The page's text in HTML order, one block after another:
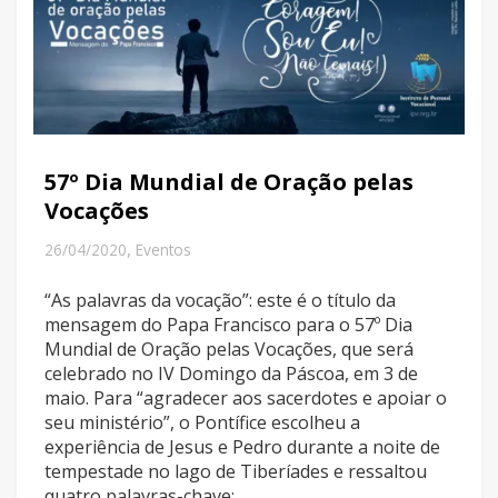
57º Dia Mundial de Oração pelas
Vocações
26/04/2020, Eventos
“As palavras da vocação”: este é o título da
mensagem do Papa Francisco para o 57º Dia
Mundial de Oração pelas Vocações, que será
celebrado no IV Domingo da Páscoa, em 3 de
maio. Para “agradecer aos sacerdotes e apoiar o
seu ministério”, o Pontífice escolheu a
experiência de Jesus e Pedro durante a noite de
tempestade no lago de Tiberíades e ressaltou